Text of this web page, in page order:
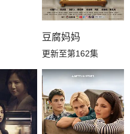
豆腐妈妈
更新至第162集